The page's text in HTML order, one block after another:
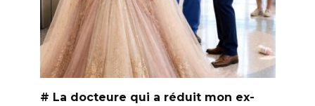
# La docteure qui a réduit mon ex-